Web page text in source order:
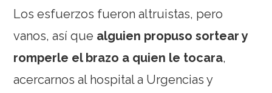
Los esfuerzos fueron altruistas, pero
vanos, así que alguien propuso sortear y
romperle el brazo a quien le tocara,
acercarnos al hospital a Urgencias y